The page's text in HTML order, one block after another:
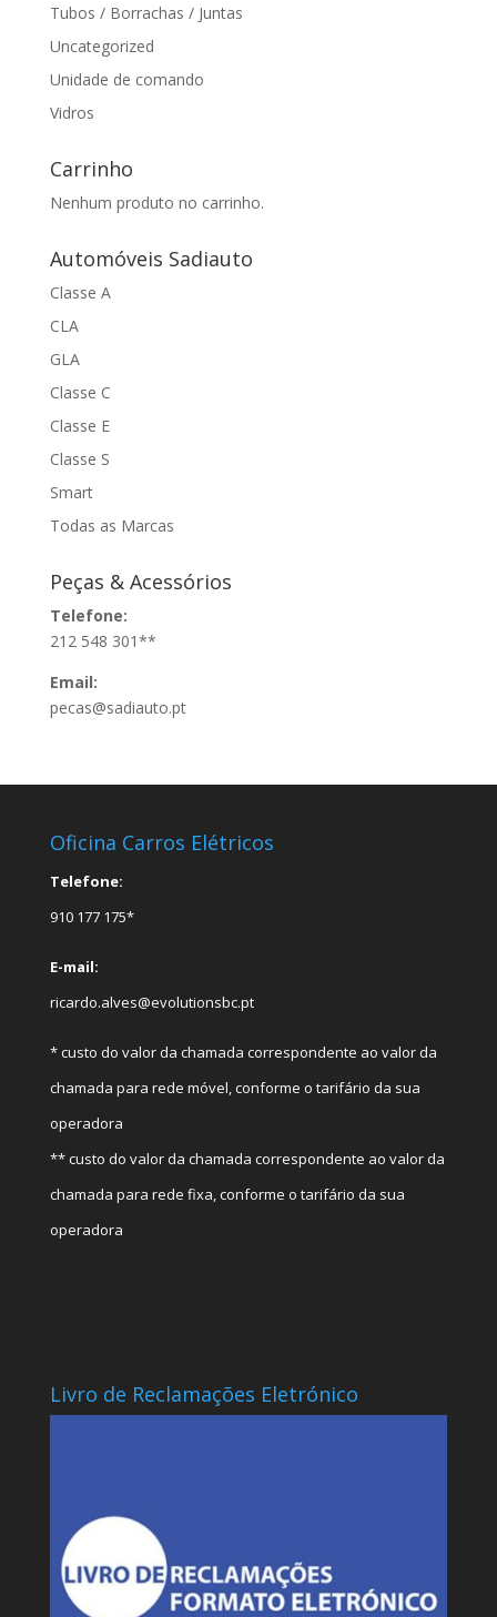
Tubos / Borrachas / Juntas
Uncategorized
Unidade de comando
Vidros
Carrinho
Nenhum produto no carrinho.
Automóveis Sadiauto
Classe A
CLA
GLA
Classe C
Classe E
Classe S
Smart
Todas as Marcas
Peças & Acessórios
Telefone:
212 548 301**
Email:
pecas@sadiauto.pt
Oficina Carros Elétricos
Telefone:
910 177 175*
E-mail:
ricardo.alves@evolutionsbc.pt
* custo do valor da chamada correspondente ao valor da
chamada para rede móvel, conforme o tarifário da sua
operadora
** custo do valor da chamada correspondente ao valor da
chamada para rede fixa, conforme o tarifário da sua
operadora
Livro de Reclamações Eletrónico